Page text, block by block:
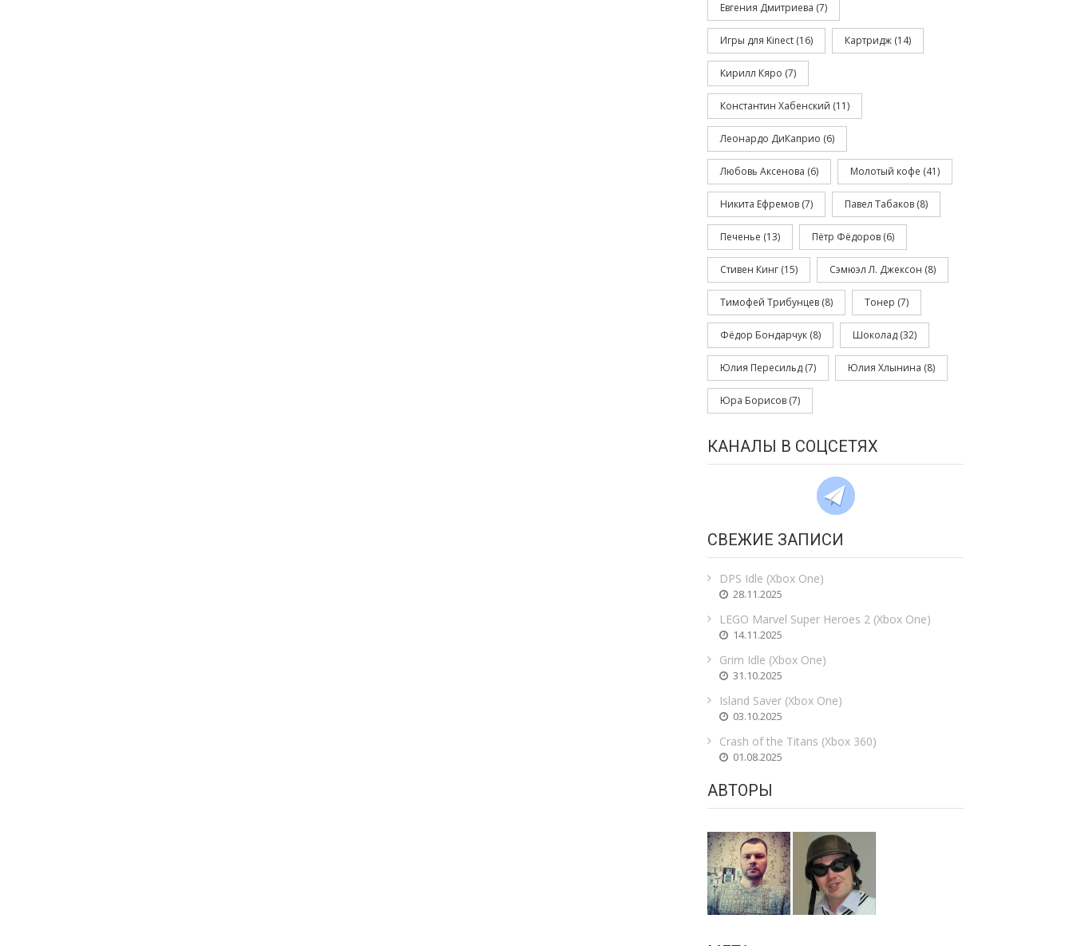
Евгения Дмитриева (7)
Игры для Kinect (16) Картридж (14)
Кирилл Кяро (7)
Константин Хабенский (11)
Леонардо ДиКаприо (6)
Любовь Аксенова (6) Молотый кофе (41)
Никита Ефремов (7) Павел Табаков (8)
Печенье (13) Пётр Фёдоров (6)
Стивен Кинг (15) Сэмюэл Л. Джексон (8)
Тимофей Трибунцев (8) Тонер (7)
Фёдор Бондарчук (8) Шоколад (32)
Юлия Пересильд (7) Юлия Хлынина (8)
Юра Борисов (7)
КАНАЛЫ В СОЦСЕТЯХ
СВЕЖИЕ ЗАПИСИ
DPS Idle (Xbox One)
28.11.2025
LEGO Marvel Super Heroes 2 (Xbox One)
14.11.2025
Grim Idle (Xbox One)
31.10.2025
Island Saver (Xbox One)
03.10.2025
Crash of the Titans (Xbox 360)
01.08.2025
АВТОРЫ